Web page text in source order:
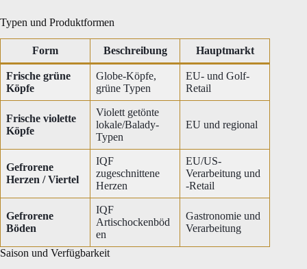
Typen und Produktformen
Form Beschreibung Hauptmarkt
Frische grüne
Köpfe
Globe-Köpfe,
grüne Typen
EU- und Golf-
Retail
Frische violette
Köpfe
Violett getönte
lokale/Balady-
Typen
EU und regional
Gefrorene
Herzen / Viertel
IQF
zugeschnittene
Herzen
EU/US-
Verarbeitung und
-Retail
Gefrorene
Böden
IQF
Artischockenböd
en
Gastronomie und
Verarbeitung
Saison und Verfügbarkeit